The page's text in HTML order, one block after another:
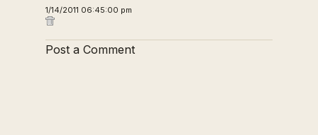
1/14/2011 06:45:00 pm
Post a Comment